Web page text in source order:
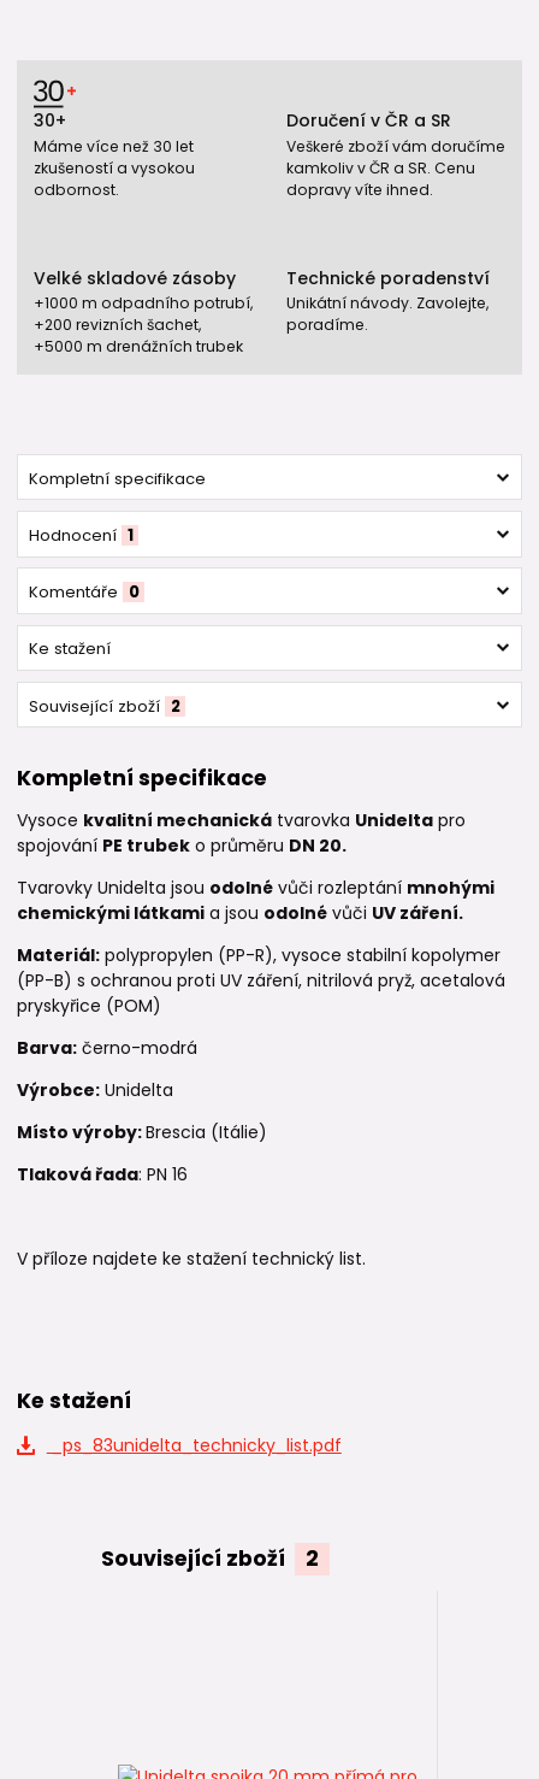
30+
Máme více než 30 let
zkušeností a vysokou
odbornost.
Doručení v ČR a SR
Veškeré zboží vám doručíme
kamkoliv v ČR a SR. Cenu
dopravy víte ihned.
Velké skladové zásoby
+1000 m odpadního potrubí,
+200 revizních šachet,
+5000 m drenážních trubek
Technické poradenství
Unikátní návody. Zavolejte,
poradíme.
Kompletní specifikace
Hodnocení 1
Komentáře 0
Ke stažení
Související zboží 2
Kompletní specifikace
Vysoce kvalitní mechanická tvarovka Unidelta pro
spojování PE trubek o průměru DN 20.
Tvarovky Unidelta jsou odolné vůči rozleptání mnohými
chemickými látkami a jsou odolné vůči UV záření.
Materiál: polypropylen (PP-R), vysoce stabilní kopolymer
(PP-B) s ochranou proti UV záření, nitrilová pryž, acetalová
pryskyřice (POM)
Barva: černo-modrá
Výrobce: Unidelta
Místo výroby:Brescia (Itálie)
Tlaková řada: PN 16
V příloze najdete ke stažení technický list.
Ke stažení
_ps_83unidelta_technicky_list.pdf
Související zboží 2